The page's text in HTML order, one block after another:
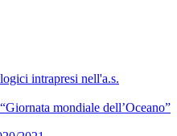
intrapresi nell'a.s.
mondiale dell’Oceano”